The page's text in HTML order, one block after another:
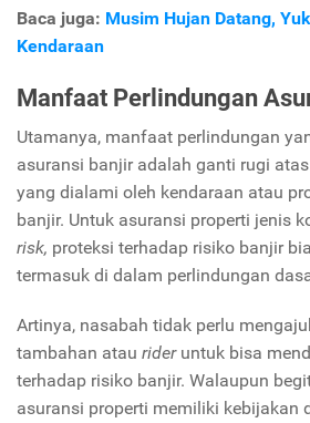
Baca juga: Musim Hujan Datang,
Kendaraan
Manfaat Perlindungan
Utamanya, manfaat perlindungan
asuransi banjir adalah ganti rugi
yang dialami oleh kendaraan atau
banjir. Untuk asuransi properti jenis
risk, proteksi terhadap risiko banjir
termasuk di dalam perlindungan
Artinya, nasabah tidak perlu
tambahan atau rider untuk bisa
terhadap risiko banjir. Walaupun
asuransi properti memiliki kebijakan